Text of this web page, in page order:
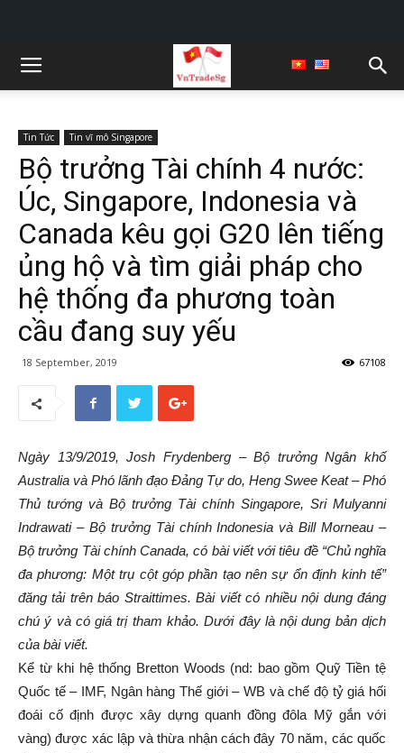
Tin Tức Tin vĩ mô Singapore
Bộ trưởng Tài chính 4 nước:
Úc, Singapore, Indonesia và
Canada kêu gọi G20 lên tiếng
ủng hộ và tìm giải pháp cho
hệ thống đa phương toàn
cầu đang suy yếu
18 September, 2019 67108
Ngày 13/9/2019, Josh Frydenberg – Bộ trưởng Ngân khố
Australia và Phó lãnh đạo Đảng Tự do, Heng Swee Keat – Phó
Thủ tướng và Bộ trưởng Tài chính Singapore, Sri Mulyanni
Indrawati – Bộ trưởng Tài chính Indonesia và Bill Morneau –
Bộ trưởng Tài chính Canada, có bài viết với tiêu đề “Chủ nghĩa
đa phương: Một trụ cột góp phần tạo nên sự ổn định kinh tế”
đăng tải trên báo Straittimes. Bài viết có nhiều nội dung đáng
chú ý và có giá trị tham khảo. Dưới đây là nội dung bản dịch
của bài viết.
Kể từ khi hệ thống Bretton Woods (nd: bao gồm Quỹ Tiền tệ
Quốc tế – IMF, Ngân hàng Thế giới – WB và chế độ tỷ giá hối
đoái cố định được xây dựng quanh đồng đôla Mỹ gắn với
vàng) được xác lập và thừa nhận cách đây 70 năm, các quốc